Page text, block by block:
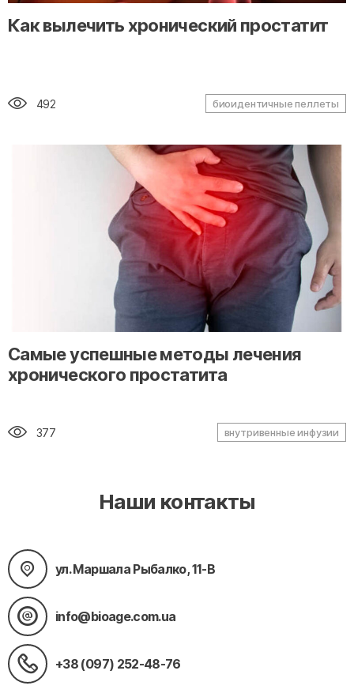
" alt="loading" class="img-responsive"/>
Как вылечить хронический простатит
492 биоидентичные пеллеты
" alt="loading" class="img-responsive"/>
Самые успешные методы лечения
хронического простатита
377 внутривенные инфузии
Наши контакты
ул. Маршала Рыбалко, 11-В
info@bioage.com.ua
+38 (097) 252-48-76